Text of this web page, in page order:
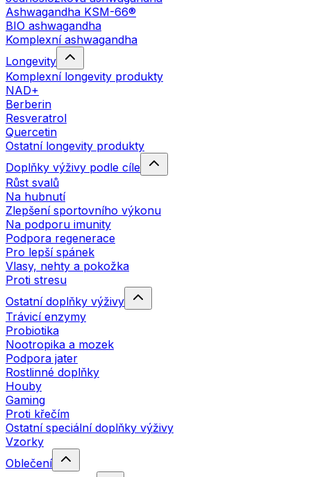
Ashwagandha KSM-66®
BIO ashwagandha
Komplexní ashwagandha
Longevity
Komplexní longevity produkty
NAD+
Berberin
Resveratrol
Quercetin
Ostatní longevity produkty
Doplňky výživy podle cíle
Růst svalů
Na hubnutí
Zlepšení sportovního výkonu
Na podporu imunity
Podpora regenerace
Pro lepší spánek
Vlasy, nehty a pokožka
Proti stresu
Ostatní doplňky výživy
Trávicí enzymy
Probiotika
Nootropika a mozek
Podpora jater
Rostlinné doplňky
Houby
Gaming
Proti křečím
Ostatní speciální doplňky výživy
Vzorky
Oblečení